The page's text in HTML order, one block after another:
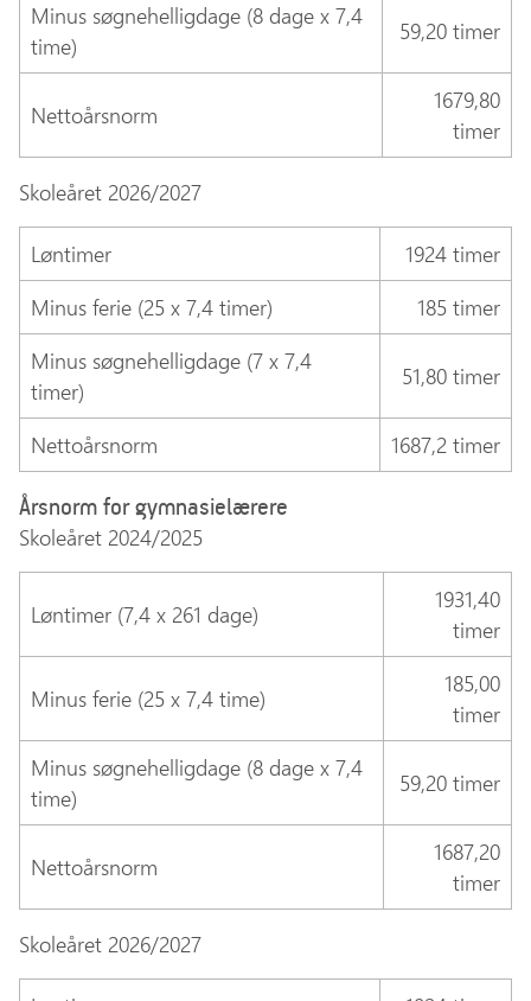
Minus søgnehelligdage (8 dage x 7,4
time)
59,20 timer
Nettoårsnorm
1679,80
timer
Skoleåret 2026/2027
Løntimer
1924 timer
Minus ferie (25 x 7,4 timer)
185 timer
Minus søgnehelligdage (7 x 7,4
timer)
51,80 timer
Nettoårsnorm 1687,2 timer
Årsnorm for gymnasielærere
Skoleåret 2024/2025
Løntimer (7,4 x 261 dage)
1931,40
timer
Minus ferie (25 x 7,4 time)
185,00
timer
Minus søgnehelligdage (8 dage x 7,4
time)
59,20 timer
Nettoårsnorm
1687,20
timer
Skoleåret 2026/2027